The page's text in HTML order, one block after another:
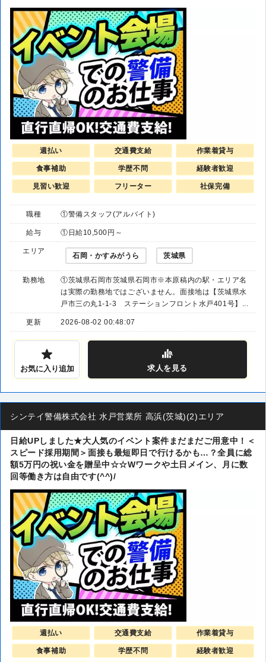
週払い 交通費支給 作業着貸与
食事補助 学歴不問 経験者歓迎
見習い歓迎 フリーター 社保完備
職種 ①警備スタッフ(アルバイト)
給与 ①日給10,500円～
エリア
石岡・かすみがうら 茨城県
勤務地
①茨城県石岡市茨城県石岡市※本原稿内の駅・エリア名
は実際の勤務地ではございません。面接地は【茨城県水
戸市三の丸1-1-3 ステーションフロント水戸401号】...
更新 2026-08-02 00:48:07
お気に入り追加 求人を見る
シンテイ警備株式会社 水戸営業所 高浜(茨城)(2)エリア
日給UPしました★大人気のイベント案件まだまだご用意中！＜
スピード採用期間＞面接も最短即日で行けるかも…？全員に総
額5万円の祝い金を贈呈中☆☆Wワークや土日メイン、月に数
回等働き方は自由です(^^)/
週払い 交通費支給 作業着貸与
食事補助 学歴不問 経験者歓迎